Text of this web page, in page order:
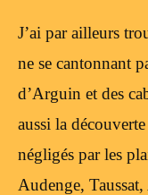
J’ai par ailleurs
ne se cantonnant
d’Arguin et des
aussi la
négligés par les
Audenge,